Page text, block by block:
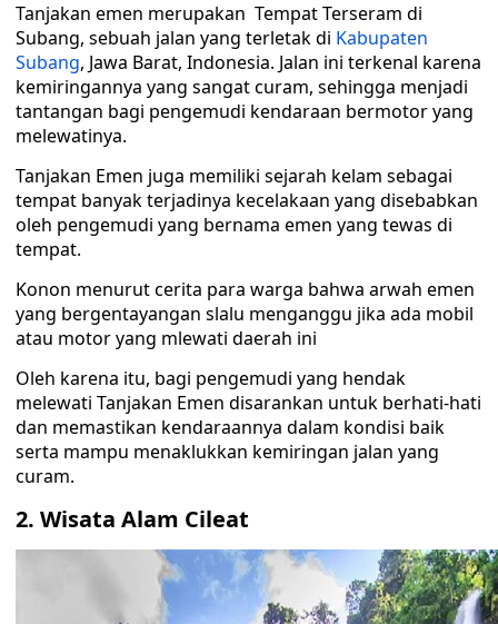
Tanjakan emen merupakan Tempat Terseram di
Subang, sebuah jalan yang terletak di Kabupaten
Subang, Jawa Barat, Indonesia. Jalan ini terkenal karena
kemiringannya yang sangat curam, sehingga menjadi
tantangan bagi pengemudi kendaraan bermotor yang
melewatinya.
Tanjakan Emen juga memiliki sejarah kelam sebagai
tempat banyak terjadinya kecelakaan yang disebabkan
oleh pengemudi yang bernama emen yang tewas di
tempat.
Konon menurut cerita para warga bahwa arwah emen
yang bergentayangan slalu menganggu jika ada mobil
atau motor yang mlewati daerah ini
Oleh karena itu, bagi pengemudi yang hendak
melewati Tanjakan Emen disarankan untuk berhati-hati
dan memastikan kendaraannya dalam kondisi baik
serta mampu menaklukkan kemiringan jalan yang
curam.
2. Wisata Alam Cileat